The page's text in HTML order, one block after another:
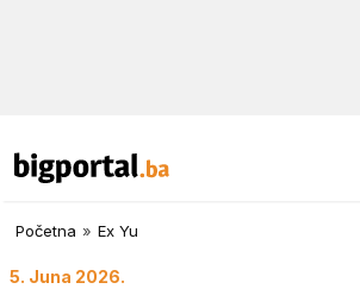
Početna » Ex Yu
5. Juna 2026.